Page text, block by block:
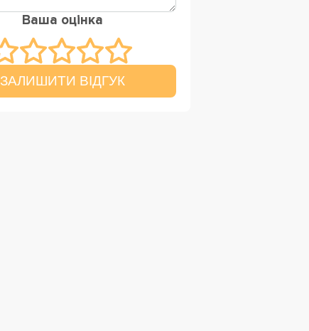
Ваша оцінка
ЗАЛИШИТИ ВІДГУК